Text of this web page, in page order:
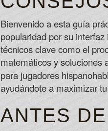
Bienvenido a esta guía
popularidad por su
técnicos clave como el
matemáticos y soluciones
para jugadores
ayudándote a maximizar
ANTES